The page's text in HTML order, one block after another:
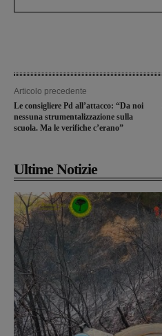
Articolo precedente
Le consigliere Pd all’attacco: “Da noi
nessuna strumentalizzazione sulla
scuola. Ma le verifiche c’erano”
Ultime Notizie